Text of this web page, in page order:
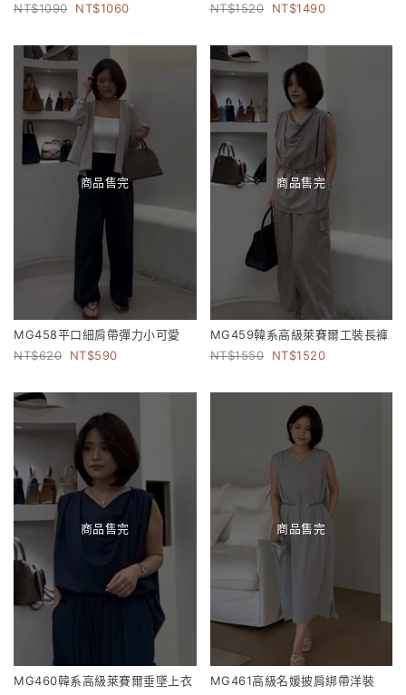
1090
1060
1520
1490
商品售完
MG458平口細肩帶彈力小可愛
620
590
商品售完
MG459韓系高級萊賽爾工裝長褲
1550
1520
商品售完
MG460韓系高級萊賽爾垂墜上衣
商品售完
MG461高級名媛披肩綁帶洋裝